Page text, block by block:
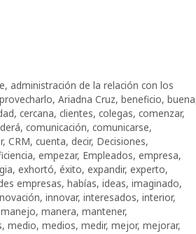
, administración de la relación con los
, Ariadna Cruz, beneficio, buena
, cercana, clientes, colegas, comenzar,
, comunicación, comunicarse,
, CRM, cuenta, decir, Decisiones,
, empezar, Empleados, empresa,
, exhortó, éxito, expandir, experto,
empresas, habías, ideas, imaginado,
, innovar, interesados, interior,
manejo, manera, mantener,
, medio, medios, medir, mejor, mejorar,